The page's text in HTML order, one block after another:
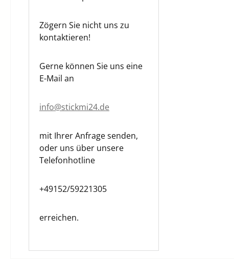
Zögern Sie nicht uns zu
kontaktieren!
Gerne können Sie uns eine
E-Mail an
info@stickmi24.de
mit Ihrer Anfrage senden,
oder uns über unsere
Telefonhotline
+49152/59221305
erreichen.